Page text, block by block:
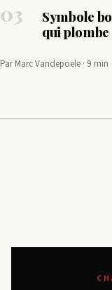
03
Symbole
qui
Par Marc Vandepoele · 9 min